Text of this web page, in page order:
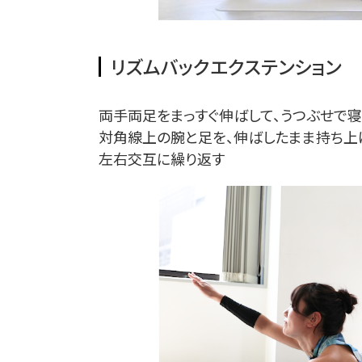
リズムバックエクステンション
両手両足をまっすぐ伸ばして、うつぶせで
対角線上の腕と足を、伸ばしたまま持ち
左右交互に繰り返す